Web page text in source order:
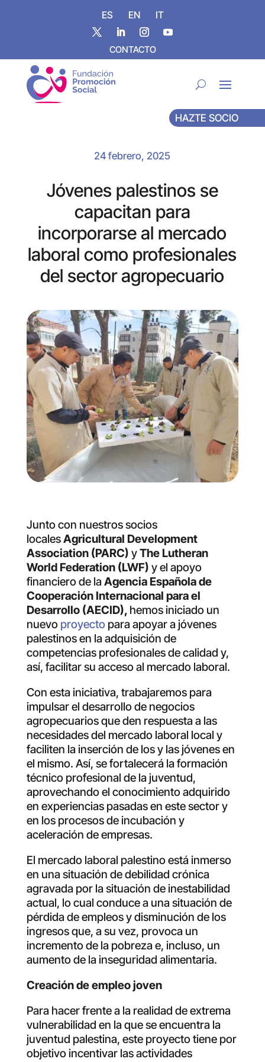
ES EN IT
CONTACTO
HAZTE SOCIO
24 febrero, 2025
Jóvenes palestinos se
capacitan para
incorporarse al mercado
laboral como profesionales
del sector agropecuario
Junto con nuestros socios
localesAgricultural Development
Association (PARC) yThe Lutheran
World Federation (LWF) y el apoyo
financiero de la Agencia Española de
Cooperación Internacional para el
Desarrollo (AECID), hemos iniciado un
nuevo proyecto para apoyar a jóvenes
palestinos en la adquisición de
competencias profesionales de calidad y,
así, facilitar su acceso al mercado laboral.
Con esta iniciativa, trabajaremos para
impulsar el desarrollo de negocios
agropecuarios que den respuesta a las
necesidades del mercado laboral local y
faciliten la inserción de los y las jóvenes en
el mismo. Así, se fortalecerá la formación
técnico profesional de la juventud,
aprovechando el conocimiento adquirido
en experiencias pasadas en este sector y
en los procesos de incubación y
aceleración de empresas.
El mercado laboral palestino está inmerso
en una situación de debilidad crónica
agravada por la situación de inestabilidad
actual, lo cual conduce a una situación de
pérdida de empleos y disminución de los
ingresos que, a su vez, provoca un
incremento de la pobreza e, incluso, un
aumento de la inseguridad alimentaria.
Creación de empleo joven
Para hacer frente a la realidad de extrema
vulnerabilidad en la que se encuentra la
juventud palestina, este proyecto tiene por
objetivo incentivar las actividades